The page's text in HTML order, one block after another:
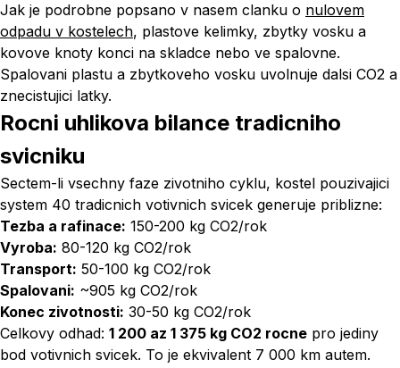
Jak je podrobne popsano v nasem clanku o nulovem
odpadu v kostelech, plastove kelimky, zbytky vosku a
kovove knoty konci na skladce nebo ve spalovne.
Spalovani plastu a zbytkoveho vosku uvolnuje dalsi CO2 a
znecistujici latky.
Rocni uhlikova bilance tradicniho
svicniku
Sectem-li vsechny faze zivotniho cyklu, kostel pouzivajici
system 40 tradicnich votivnich svicek generuje priblizne:
Tezba a rafinace: 150-200 kg CO2/rok
Vyroba: 80-120 kg CO2/rok
Transport: 50-100 kg CO2/rok
Spalovani: ~905 kg CO2/rok
Konec zivotnosti: 30-50 kg CO2/rok
Celkovy odhad: 1 200 az 1 375 kg CO2 rocne pro jediny
bod votivnich svicek. To je ekvivalent 7 000 km autem.